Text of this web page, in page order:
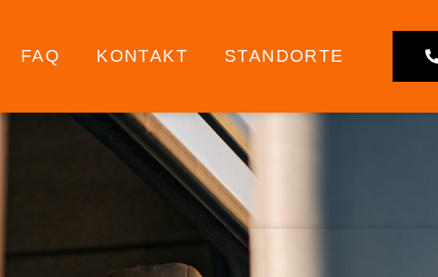
FAQ KONTAKT STANDORTE